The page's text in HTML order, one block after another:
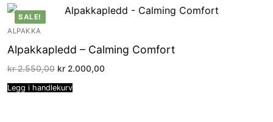
SALE!
ALPAKKA
Alpakkapledd – Calming Comfort
kr2.550,00 Opprinnelig
var:
kr 2.550,00.
kr 2.000,00
Legg i handlekurv